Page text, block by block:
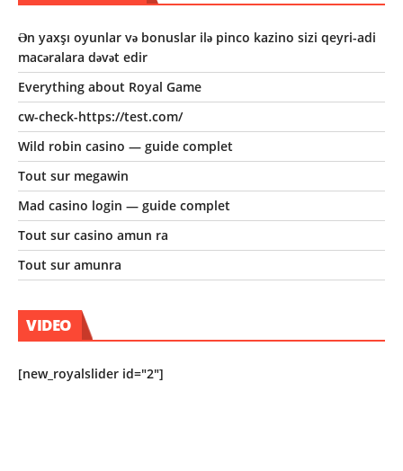
Ən yaxşı oyunlar və bonuslar ilə pinco kazino sizi qeyri-adi
macəralara dəvət edir
Everything about Royal Game
cw-check-https://test.com/
Wild robin casino — guide complet
Tout sur megawin
Mad casino login — guide complet
Tout sur casino amun ra
Tout sur amunra
VIDEO
[new_royalslider id="2"]